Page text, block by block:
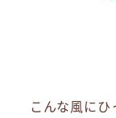
こんな風にひ